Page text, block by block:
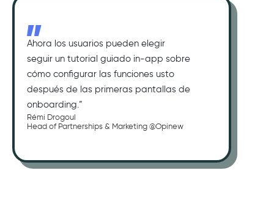
Ahora los usuarios pueden elegir
seguir un tutorial guiado in-app sobre
cómo configurar las funciones usto
después de las primeras pantallas de
onboarding.”
Rémi Drogoul
Head of Partnerships & Marketing @Opinew